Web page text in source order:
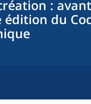
:
édition du